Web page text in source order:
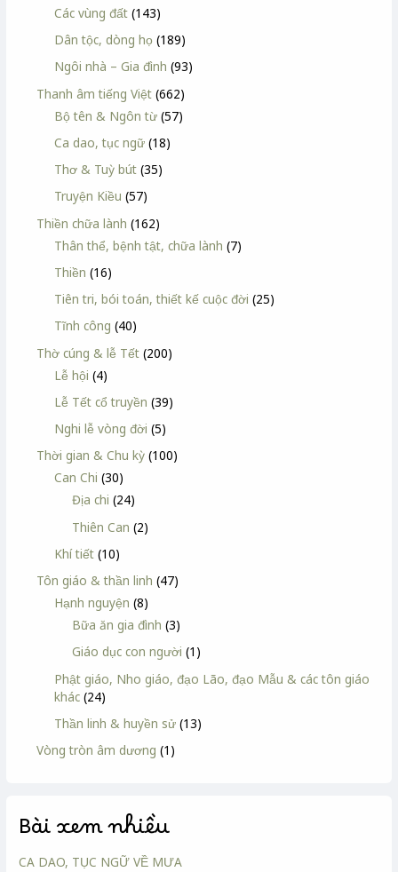
Các vùng đất (143)
Dân tộc, dòng họ (189)
Ngôi nhà – Gia đình (93)
Thanh âm tiếng Việt (662)
Bộ tên & Ngôn từ (57)
Ca dao, tục ngữ (18)
Thơ & Tuỳ bút (35)
Truyện Kiều (57)
Thiền chữa lành (162)
Thân thể, bệnh tật, chữa lành (7)
Thiền (16)
Tiên tri, bói toán, thiết kế cuộc đời (25)
Tĩnh công (40)
Thờ cúng & lễ Tết (200)
Lễ hội (4)
Lễ Tết cổ truyền (39)
Nghi lễ vòng đời (5)
Thời gian & Chu kỳ (100)
Can Chi (30)
Địa chi (24)
Thiên Can (2)
Khí tiết (10)
Tôn giáo & thần linh (47)
Hạnh nguyện (8)
Bữa ăn gia đình (3)
Giáo dục con người (1)
Phật giáo, Nho giáo, đạo Lão, đạo Mẫu & các tôn giáo
khác (24)
Thần linh & huyền sử (13)
Vòng tròn âm dương (1)
Bài xem nhiều
CA DAO, TỤC NGỮ VỀ MƯA